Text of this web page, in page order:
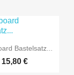
Vorschau
Bastelsatz...
15,80 €